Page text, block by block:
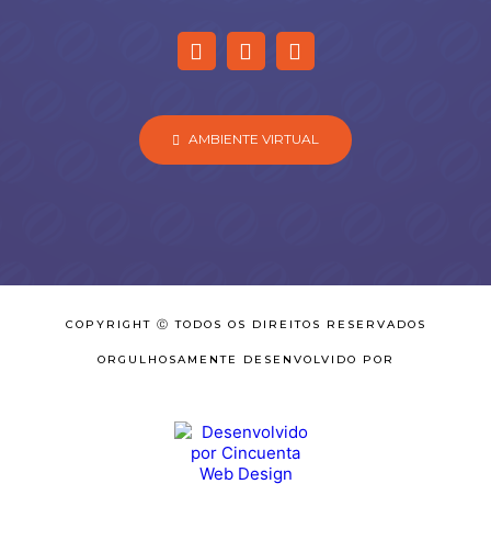
AMBIENTE VIRTUAL
COPYRIGHT Ⓒ TODOS OS DIREITOS RESERVADOS
ORGULHOSAMENTE DESENVOLVIDO POR